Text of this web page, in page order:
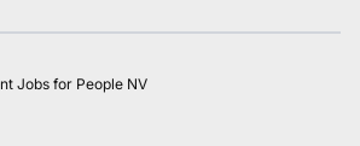
Jobs for People NV